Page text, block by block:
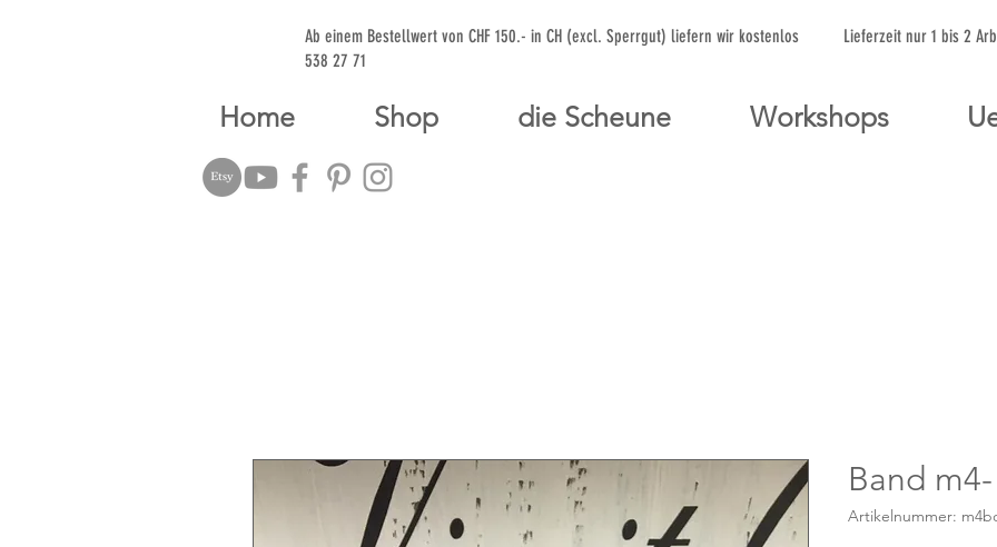
Ab einem Bestellwert von CHF 150.- in CH (excl. Sperrgut) liefern wir kostenlos Lieferzeit nur 1 bis
538 27 71
Home Shop die Scheune Workshops
Band
Artikelnummer: